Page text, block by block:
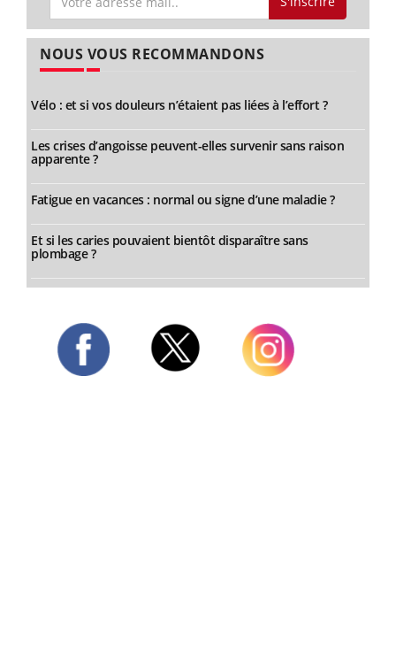
NOUS VOUS RECOMMANDONS
Vélo : et si vos douleurs n’étaient pas liées à l’effort ?
Les crises d’angoisse peuvent-elles survenir sans raison
apparente ?
Fatigue en vacances : normal ou signe d’une maladie ?
Et si les caries pouvaient bientôt disparaître sans
plombage ?